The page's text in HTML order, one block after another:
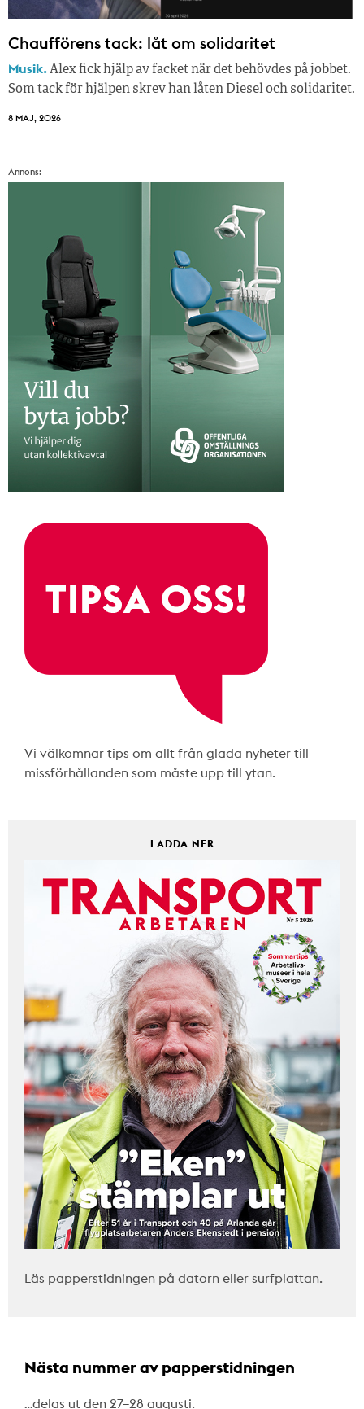
Chaufförens tack: låt om solidaritet
Musik.Alex fick hjälp av facket när det behövdes på jobbet.
Som tack för hjälpen skrev han låten Diesel och solidaritet.
8 MAJ, 2026
Annons:
Vi välkomnar tips om allt från glada nyheter till
missförhållanden som måste upp till ytan.
LADDA NER
Läs papperstidningen på datorn eller surfplattan.
Nästa nummer av papperstidningen
…delas ut den 27–28 augusti.